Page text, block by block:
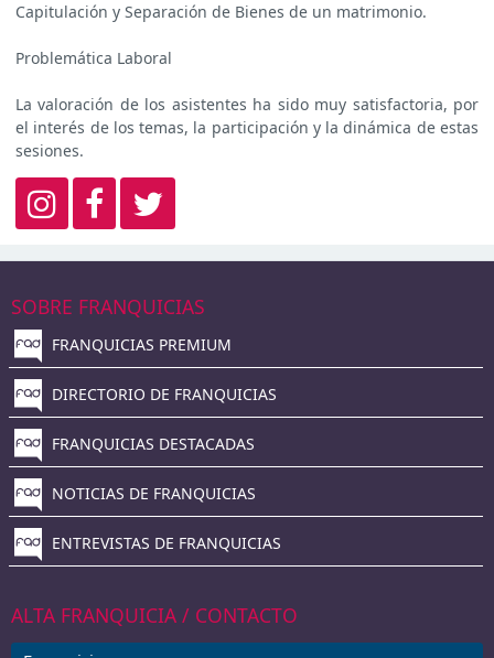
Capitulación y Separación de Bienes de un matrimonio.
Problemática Laboral
La valoración de los asistentes ha sido muy satisfactoria, por
el interés de los temas, la participación y la dinámica de estas
sesiones.
SOBRE FRANQUICIAS
FRANQUICIAS PREMIUM
DIRECTORIO DE FRANQUICIAS
FRANQUICIAS DESTACADAS
NOTICIAS DE FRANQUICIAS
ENTREVISTAS DE FRANQUICIAS
ALTA FRANQUICIA / CONTACTO